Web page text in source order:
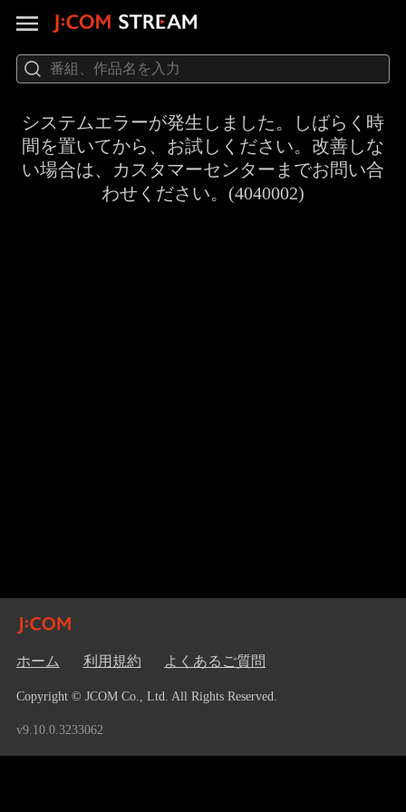
システムエラーが発生しました。しばらく時
間を置いてから、お試しください。改善しな
い場合は、カスタマーセンターまでお問い合
わせください。(4040002)
ホーム 利用規約 よくあるご質問
Copyright © JCOM Co., Ltd. All Rights Reserved.
v9.10.0.3233062